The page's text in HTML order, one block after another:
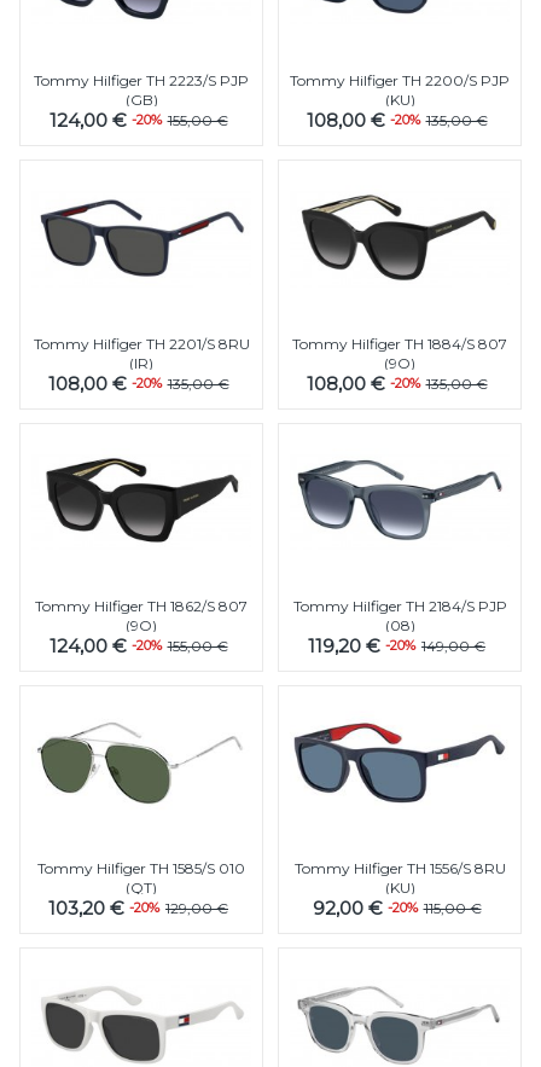
Tommy Hilfiger TH 2223/S PJP
(GB)
124,00 € -20% 155,00 €
Tommy Hilfiger TH 2200/S PJP
(KU)
108,00 € -20% 135,00 €
Tommy Hilfiger TH 2201/S 8RU
(IR)
108,00 € -20% 135,00 €
Tommy Hilfiger TH 1884/S 807
(9O)
108,00 € -20% 135,00 €
Tommy Hilfiger TH 1862/S 807
(9O)
124,00 € -20% 155,00 €
Tommy Hilfiger TH 2184/S PJP
(08)
119,20 € -20% 149,00 €
Tommy Hilfiger TH 1585/S 010
(QT)
103,20 € -20% 129,00 €
Tommy Hilfiger TH 1556/S 8RU
(KU)
92,00 € -20% 115,00 €